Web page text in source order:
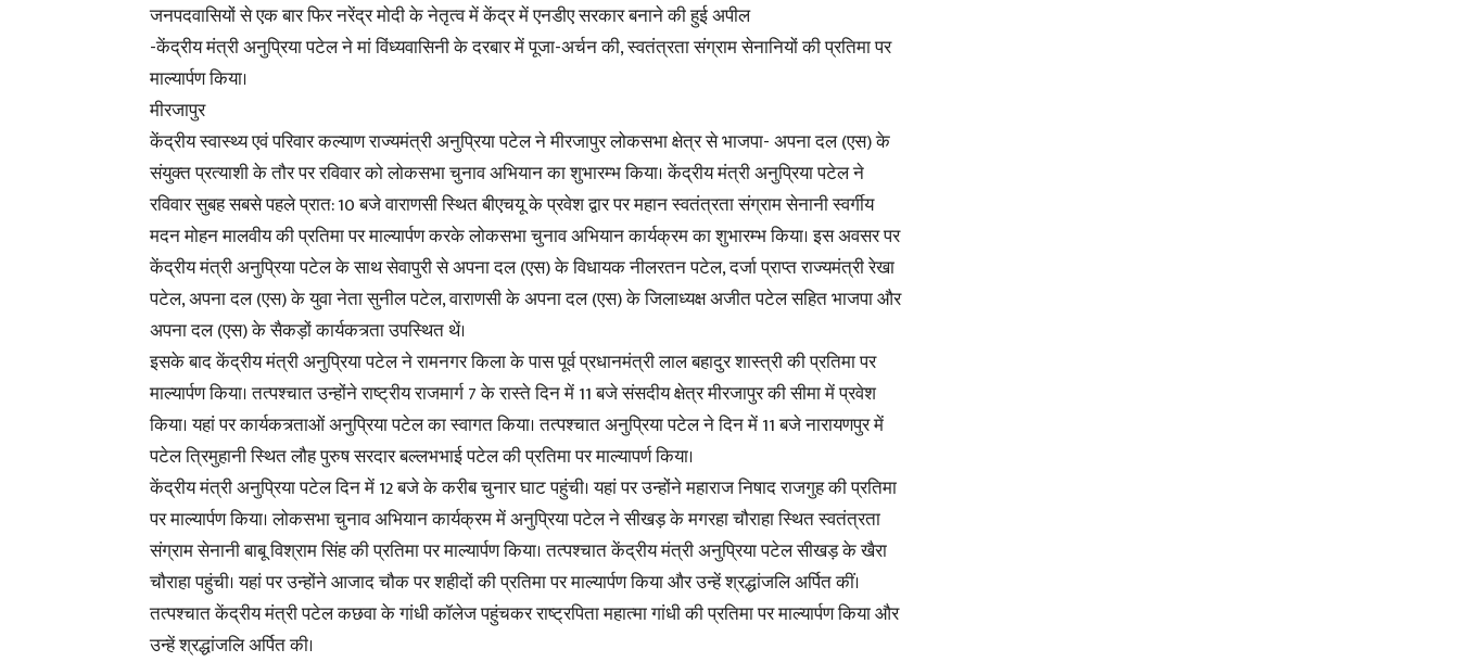
Hindi,
Today
News
Paper
जनपदवासियों से एक बार फिर नरेंद्र मोदी के नेतृत्व में केंद्र में एनडीए सरकार बनाने की हुई अपील
-केंद्रीय मंत्री अनुप्रिया पटेल ने मां विंध्यवासिनी के दरबार में पूजा-अर्चन की, स्वतंत्रता संग्राम सेनानियों की प्रतिमा पर
माल्यार्पण किया।
मीरजापुर
केंद्रीय स्वास्थ्य एवं परिवार कल्याण राज्यमंत्री अनुप्रिया पटेल ने मीरजापुर लोकसभा क्षेत्र से भाजपा- अपना दल (एस) के
संयुक्त प्रत्याशी के तौर पर रविवार को लोकसभा चुनाव अभियान का शुभारम्भ किया। केंद्रीय मंत्री अनुप्रिया पटेल ने
रविवार सुबह सबसे पहले प्रात: 10 बजे वाराणसी स्थित बीएचयू के प्रवेश द्वार पर महान स्वतंत्रता संग्राम सेनानी स्वर्गीय
मदन मोहन मालवीय की प्रतिमा पर माल्यार्पण करके लोकसभा चुनाव अभियान कार्यक्रम का शुभारम्भ किया। इस अवसर पर
केंद्रीय मंत्री अनुप्रिया पटेल के साथ सेवापुरी से अपना दल (एस) के विधायक नीलरतन पटेल, दर्जा प्राप्त राज्यमंत्री रेखा
पटेल, अपना दल (एस) के युवा नेता सुनील पटेल, वाराणसी के अपना दल (एस) के जिलाध्यक्ष अजीत पटेल सहित भाजपा और
अपना दल (एस) के सैकड़ों कार्यकत्र्ता उपस्थित थें।
इसके बाद केंद्रीय मंत्री अनुप्रिया पटेल ने रामनगर किला के पास पूर्व प्रधानमंत्री लाल बहादुर शास्त्री की प्रतिमा पर
माल्यार्पण किया। तत्पश्चात उन्होंने राष्ट्रीय राजमार्ग 7 के रास्ते दिन में 11 बजे संसदीय क्षेत्र मीरजापुर की सीमा में प्रवेश
किया। यहां पर कार्यकत्र्ताओं अनुप्रिया पटेल का स्वागत किया। तत्पश्चात अनुप्रिया पटेल ने दिन में 11 बजे नारायणपुर में
पटेल त्रिमुहानी स्थित लौह पुरुष सरदार बल्लभभाई पटेल की प्रतिमा पर माल्यापर्ण किया।
केंद्रीय मंत्री अनुप्रिया पटेल दिन में 12 बजे के करीब चुनार घाट पहुंची। यहां पर उन्होंने महाराज निषाद राजगुह की प्रतिमा
पर माल्यार्पण किया। लोकसभा चुनाव अभियान कार्यक्रम में अनुप्रिया पटेल ने सीखड़ के मगरहा चौराहा स्थित स्वतंत्रता
संग्राम सेनानी बाबू विश्राम सिंह की प्रतिमा पर माल्यार्पण किया। तत्पश्चात केंद्रीय मंत्री अनुप्रिया पटेल सीखड़ के खैरा
चौराहा पहुंची। यहां पर उन्होंने आजाद चौक पर शहीदों की प्रतिमा पर माल्यार्पण किया और उन्हें श्रद्धांजलि अर्पित कीं।
तत्पश्चात केंद्रीय मंत्री पटेल कछवा के गांधी कॉलेज पहुंचकर राष्ट्रपिता महात्मा गांधी की प्रतिमा पर माल्यार्पण किया और
उन्हें श्रद्धांजलि अर्पित की।